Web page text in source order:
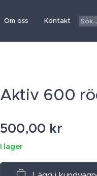
Om oss Kontakt
Aktiv 600
500,00 kr
I lager